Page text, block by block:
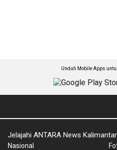
Unduh Mobile Apps
Jelajahi ANTARA News
Nasional